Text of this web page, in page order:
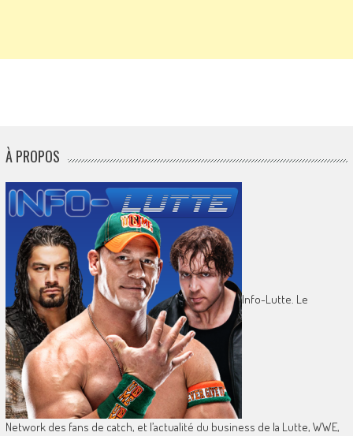
À PROPOS
Info-Lutte. Le
Network des fans de catch, et l’actualité du business de la Lutte, WWE,